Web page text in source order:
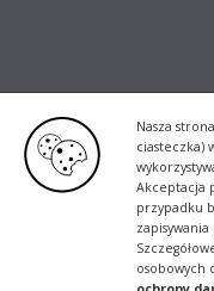
Nasza
ciasteczka)
Akceptacja
przypadku
osobowych